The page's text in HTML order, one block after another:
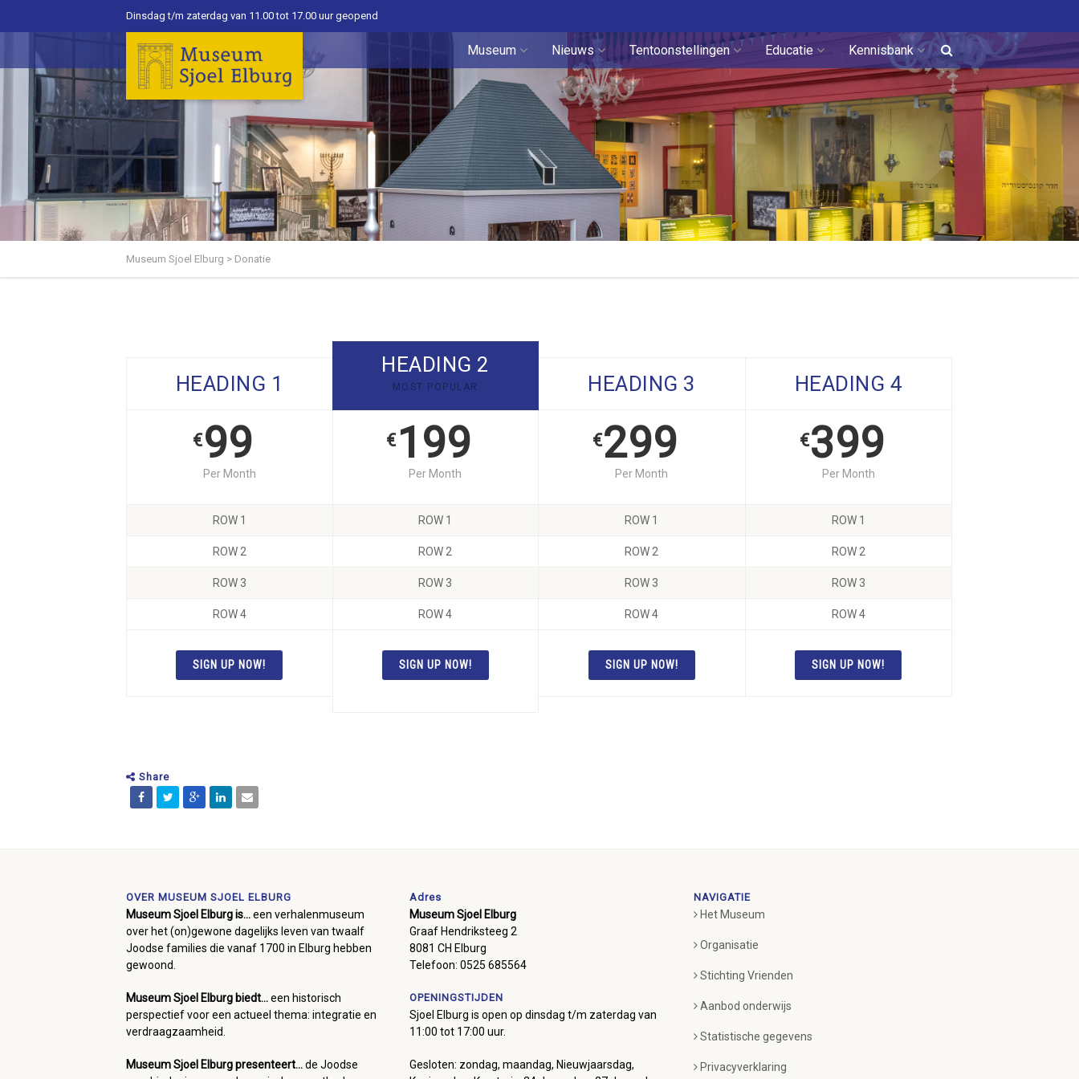
Dinsdag t/m zaterdag van 11.00 tot 17.00 uur geopend
Museum Nieuws Tentoonstellingen Educatie Kennisbank
Museum Sjoel Elburg > Donatie
HEADING 1
€99
Per Month
ROW 1
ROW 2
ROW 3
ROW 4
SIGN UP NOW!
HEADING 2
MOST POPULAR
€199
Per Month
ROW 1
ROW 2
ROW 3
ROW 4
SIGN UP NOW!
HEADING 3
€299
Per Month
ROW 1
ROW 2
ROW 3
ROW 4
SIGN UP NOW!
HEADING 4
€399
Per Month
ROW 1
ROW 2
ROW 3
ROW 4
SIGN UP NOW!
Share
OVER MUSEUM SJOEL ELBURG
Museum Sjoel Elburg is...een verhalenmuseum
over het (on)gewone dagelijks leven van twaalf
Joodse families die vanaf 1700 in Elburg hebben
gewoond.
Museum Sjoel Elburg biedt...een historisch
perspectief voor een actueel thema: integratie en
verdraagzaamheid.
Museum Sjoel Elburg presenteert...de Joodse
Adres
Museum Sjoel Elburg
Graaf Hendriksteeg 2
8081 CH Elburg
Telefoon: 0525 685564
OPENINGSTIJDEN
Sjoel Elburg is open op dinsdag t/m zaterdag van
11:00 tot 17:00 uur.
Gesloten: zondag, maandag, Nieuwjaarsdag,
NAVIGATIE
Het Museum
Organisatie
Stichting Vrienden
Aanbod onderwijs
Statistische gegevens
Privacyverklaring